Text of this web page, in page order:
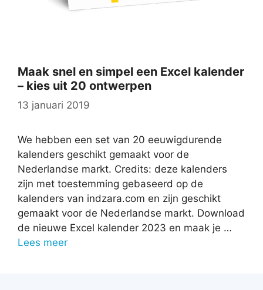
Maak snel en simpel een Excel kalender
– kies uit 20 ontwerpen
13 januari 2019
We hebben een set van 20 eeuwigdurende
kalenders geschikt gemaakt voor de
Nederlandse markt. Credits: deze kalenders
zijn met toestemming gebaseerd op de
kalenders van indzara.com en zijn geschikt
gemaakt voor de Nederlandse markt. Download
de nieuwe Excel kalender 2023 en maak je …
Lees meer